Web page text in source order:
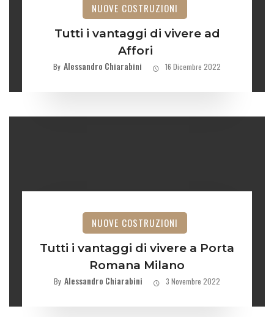
NUOVE COSTRUZIONI
Tutti i vantaggi di vivere ad
Affori
By Alessandro Chiarabini 16 Dicembre 2022
NUOVE COSTRUZIONI
Tutti i vantaggi di vivere a Porta
Romana Milano
By Alessandro Chiarabini 3 Novembre 2022